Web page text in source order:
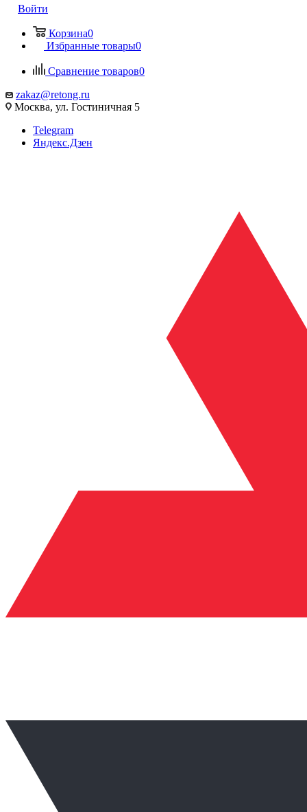
Войти
Корзина0
Избранные товары0
Сравнение товаров0
zakaz@retong.ru
Москва, ул. Гостиничная 5
Telegram
Яндекс.Дзен